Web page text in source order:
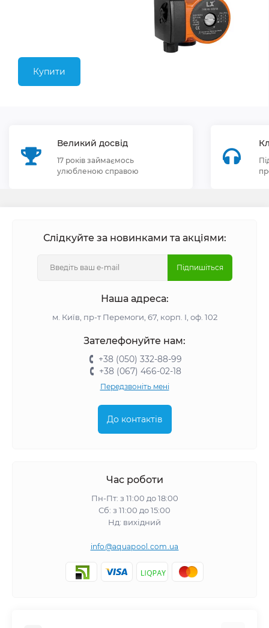
Купити
Великий досвід
17 років займаємось
улюбленою справою
Слідкуйте за новинками та акціями:
Підпишіться
Наша адреса:
м. Київ, пр-т Перемоги, 67, корп. І, оф. 102
Зателефонуйте нам:
+38 (050) 332-88-99
+38 (067) 466-02-18
Передзвоніть мені
До контактів
Час роботи
Пн-Пт: з 11:00 до 18:00
Сб: з 11:00 до 15:00
Нд: вихідний
info@aquapool.com.ua